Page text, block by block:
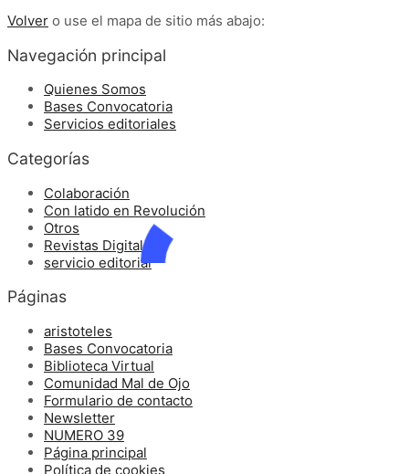
Volver o use el mapa de sitio más abajo:
Navegación principal
Quienes Somos
Bases Convocatoria
Servicios editoriales
Categorías
Colaboración
Con latido en Revolución
Otros
Revistas Digitales
servicio editorial
Páginas
aristoteles
Bases Convocatoria
Biblioteca Virtual
Comunidad Mal de Ojo
Formulario de contacto
Newsletter
NUMERO 39
Página principal
Política de cookies